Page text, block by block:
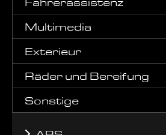
Multimedia
Exterieur
Räder und Bereifung
Sonstige